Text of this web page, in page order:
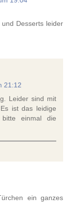
Desserts leider
21:12
Leider sind mit
ist das leidige
bitte einmal die
ein ganzes